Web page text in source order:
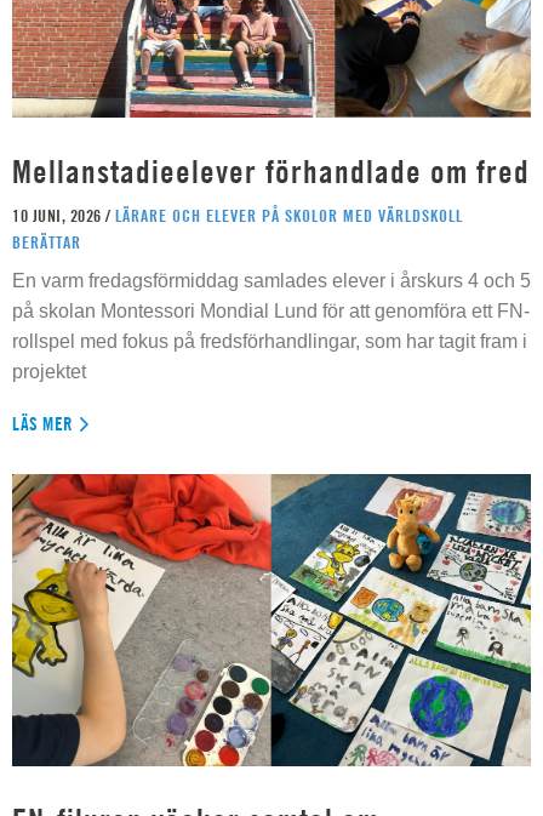
Mellanstadieelever förhandlade om fred
10 JUNI, 2026 / LÄRARE OCH ELEVER PÅ SKOLOR MED VÄRLDSKOLL
BERÄTTAR
En varm fredagsförmiddag samlades elever i årskurs 4 och 5
på skolan Montessori Mondial Lund för att genomföra ett FN-
rollspel med fokus på fredsförhandlingar, som har tagit fram i
projektet
LÄS MER